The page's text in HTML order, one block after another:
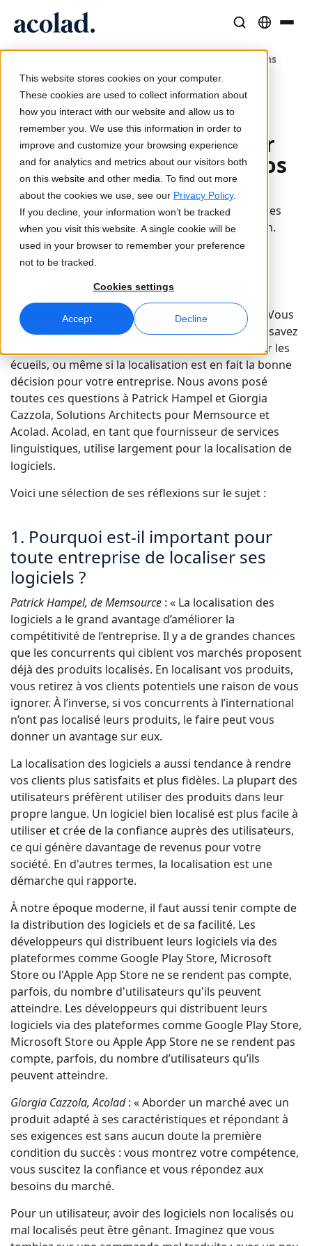
This website stores cookies on your computer.
These cookies are used to collect information about
how you interact with our website and allow us to
remember you. We use this information in order to
improve and customize your browsing experience
and for analytics and metrics about our visitors both
on this website and other media. To find out more
about the cookies we use, see our Privacy Policy.
If you decline, your information won’t be tracked
when you visit this website. A single cookie will be
used in your browser to remember your preference
not to be tracked.
Cookies settings
Accept Decline
Traduction
Vitesse de l’IA, précision humaine
Interprétation
Communication fluide, partout
Médias et Divertissement
Donnez vie à vos contenus sur tous les écrans
Conseil et Externalisation
Touchez et convertissez des publics à l’international
Transcription
Transformez l’audio en action
Services de données
Toutes les solutions
Solutions par Secteur
Sciences de la vie
Industrie Manufacturière
Finance
Juridique
Institutions Publiques
Défense & Sécurité
Tous les secteurs
Lia Go
Traductions instantanées conformes à votre marque
Lia Services
Géré par des experts
Lia Live
L'interprétation revisitée
Connectivité
Traduction vocale en temps réel
Assurance qualité
Contrôles qualité pilotés par IA
Doublage IA
Services de données IA
Améliorez l’IA avec des données de qualité
Découvrez Lia
Traduction IA rapide, intelligente et évolutive
Études de cas
Résultats concrets de nos clients
Articles
Analyses d’experts sur le contenu global
Ebooks
Guides et stratégies approfondis
Webinaires à la demande
Maîtriser la traduction IA pour les marques
Conseils pour optimiser efficacité, échelle et qualité
À propos d’Acolad
Durabilité
Partenaires
Actualités
Sites
Carrières
Construisez votre avenir avec nous
Rejoignez notre réseau mondial
Quatre questions
pour vous aider à localiser vos logiciels
Mis à jour le 16 novembre 2022
Quatre questions pour
vous aider à localiser vos
logiciels
Pour les adapter à de nouveaux marchés, faites
confiance à nos spécialistes de la localisation.
Au premier abord, la localisation peut faire peur. Vous
envisagez de localiser vos logiciels, mais vous ne savez
peut-être pas par où commencer, comment éviter les
écueils, ou même si la localisation est en fait la bonne
décision pour votre entreprise. Nous avons posé
toutes ces questions à Patrick Hampel et Giorgia
Cazzola, Solutions Architects pour Memsource et
Acolad. Acolad, en tant que fournisseur de services
linguistiques, utilise largement pour la localisation de
logiciels.
Voici une sélection de ses réflexions sur le sujet :
1. Pourquoi est-il important pour
toute entreprise de localiser ses
logiciels ?
Patrick Hampel, de Memsource : « La localisation des
logiciels a le grand avantage d’améliorer la
compétitivité de l’entreprise. Il y a de grandes chances
que les concurrents qui ciblent vos marchés proposent
déjà des produits localisés. En localisant vos produits,
vous retirez à vos clients potentiels une raison de vous
ignorer. À l’inverse, si vos concurrents à l’international
n’ont pas localisé leurs produits, le faire peut vous
donner un avantage sur eux.
La localisation des logiciels a aussi tendance à rendre
vos clients plus satisfaits et plus fidèles. La plupart des
utilisateurs préfèrent utiliser des produits dans leur
propre langue. Un logiciel bien localisé est plus facile à
utiliser et crée de la confiance auprès des utilisateurs,
ce qui génère davantage de revenus pour votre
société. En d'autres termes, la localisation est une
démarche qui rapporte.
À notre époque moderne, il faut aussi tenir compte de
la distribution des logiciels et de sa facilité. Les
développeurs qui distribuent leurs logiciels via des
plateformes comme Google Play Store, Microsoft
Store ou l'Apple App Store ne se rendent pas compte,
parfois, du nombre d'utilisateurs qu'ils peuvent
atteindre. Les développeurs qui distribuent leurs
logiciels via des plateformes comme Google Play Store,
Microsoft Store ou Apple App Store ne se rendent pas
compte, parfois, du nombre d’utilisateurs qu’ils
peuvent atteindre.
Giorgia Cazzola, Acolad: « Aborder un marché avec un
produit adapté à ses caractéristiques et répondant à
ses exigences est sans aucun doute la première
condition du succès : vous montrez votre compétence,
vous suscitez la confiance et vous répondez aux
besoins du marché.
Pour un utilisateur, avoir des logiciels non localisés ou
mal localisés peut être gênant. Imaginez que vous